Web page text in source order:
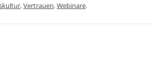
,Vertrauen,Webinare.